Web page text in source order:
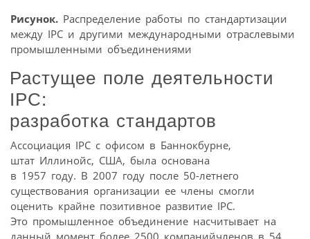
Рисунок. Распределение работы по стандартизации
между IPC и другими международными отраслевыми
промышленными объединениями
Растущее поле деятельности
IPC:
разработка стандартов
Ассоциация IPC с офисом в Баннокбурне,
штат Иллинойс, США, была основана
в 1957 году. В 2007 году после 50-летнего
существования организации ее члены смогли
оценить крайне позитивное развитие IPC.
Это промышленное объединение насчитывает на
данный момент более 2500 компанийчленов в 54